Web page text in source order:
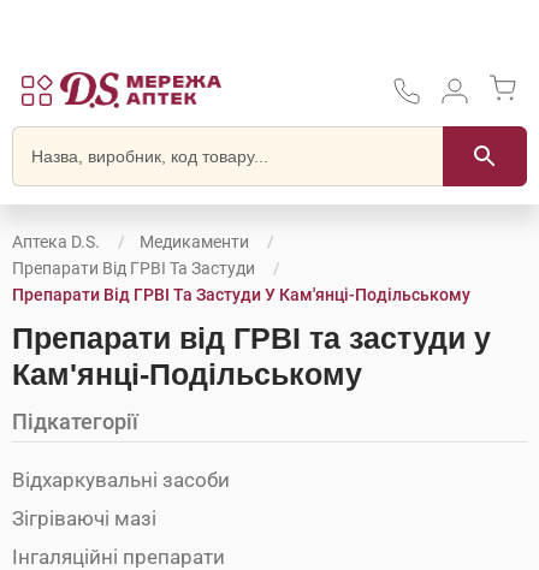
Аптека D.S.
Медикаменти
Препарати Від ГРВІ Та Застуди
Препарати Від ГРВІ Та Застуди У Кам'янці-Подільському
Препарати від ГРВІ та застуди у
Кам'янці-Подільському
Підкатегорії
Відхаркувальні засоби
Зігріваючі мазі
Інгаляційні препарати